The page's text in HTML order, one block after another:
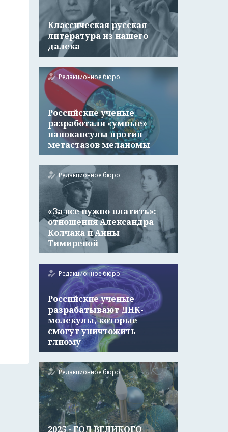
Классическая русская
литература из нашего
далека
Редакционное бюро
Российские ученые
разработали «умные»
нанокапсулы против
метастазов меланомы
Редакционное бюро
«За все нужно платить»:
отношения Александра
Колчака и Анны
Тимиревой
Редакционное бюро
Российские ученые
разрабатывают ДНК-
молекулы, которые
смогут уничтожить
глиому
Редакционное бюро
2025 - ГОД ВЕЛИКОГО